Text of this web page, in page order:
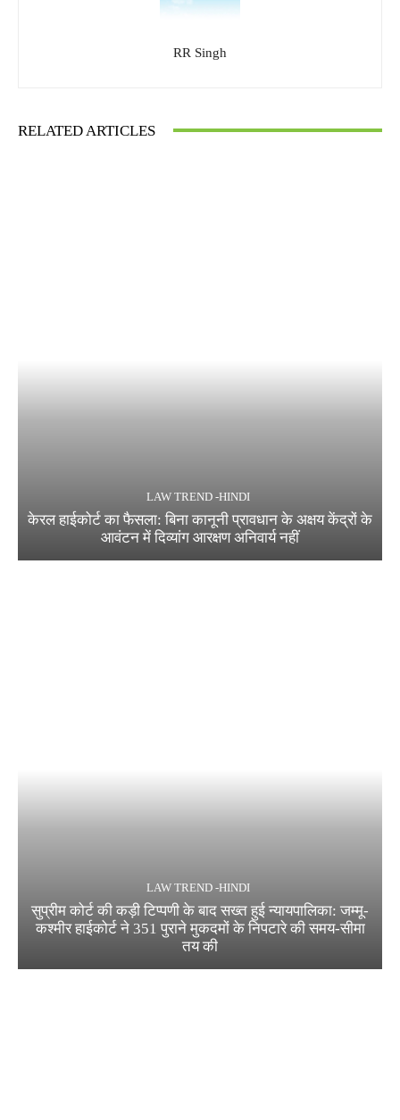
RR Singh
RELATED ARTICLES
LAW TREND -HINDI
केरल हाईकोर्ट का फैसला: बिना कानूनी प्रावधान के अक्षय केंद्रों के
आवंटन में दिव्यांग आरक्षण अनिवार्य नहीं
LAW TREND -HINDI
सुप्रीम कोर्ट की कड़ी टिप्पणी के बाद सख्त हुई न्यायपालिका: जम्मू-
कश्मीर हाईकोर्ट ने 351 पुराने मुकदमों के निपटारे की समय-सीमा
तय की